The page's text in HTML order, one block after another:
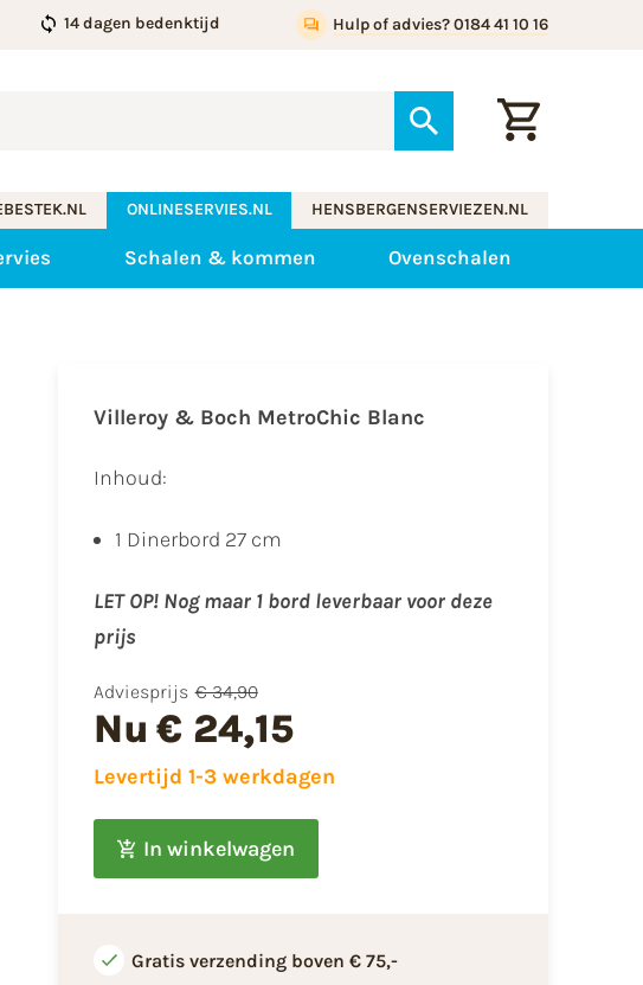
14 dagen bedenktijd Hulp of advies? 0184 41 10 16
ONLINESERVIES.NL HENSBERGENSERVIEZEN.NL
Schalen & kommen Ovenschalen
Villeroy & Boch MetroChic Blanc
Inhoud:
1 Dinerbord 27 cm
LET OP! Nog maar 1 bord leverbaar voor deze
prijs
Adviesprijs € 34,90
Nu € 24,15
Levertijd 1-3 werkdagen
In winkelwagen
Gratis verzending boven € 75,-